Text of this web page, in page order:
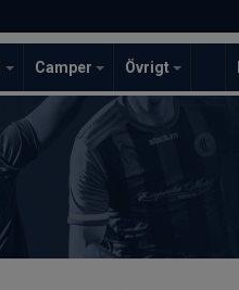
Camper Övrigt